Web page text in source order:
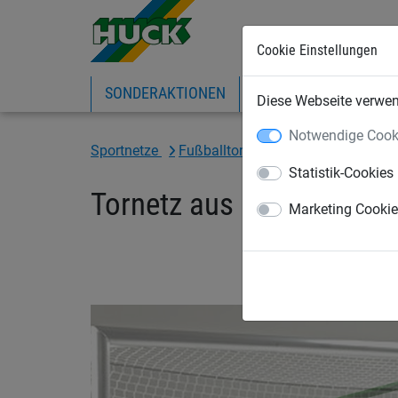
Cookie Einstellungen
Diese Webseite
Notwendige
Statistik-Cookies
Marketing
SONDERAKTIONEN EXPRESS-SHOP
Sportnetze Fußballtornetze und Zubehör
Tornetz aus PP, ca. 4